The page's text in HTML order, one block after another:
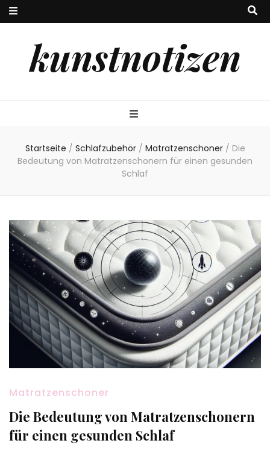
kunstnotizen
Startseite / Schlafzubehör / Matratzenschoner / Die
Bedeutung von Matratzenschonern für einen gesunden
Schlaf
Matratzenschoner
Die Bedeutung von Matratzenschonern
für einen gesunden Schlaf